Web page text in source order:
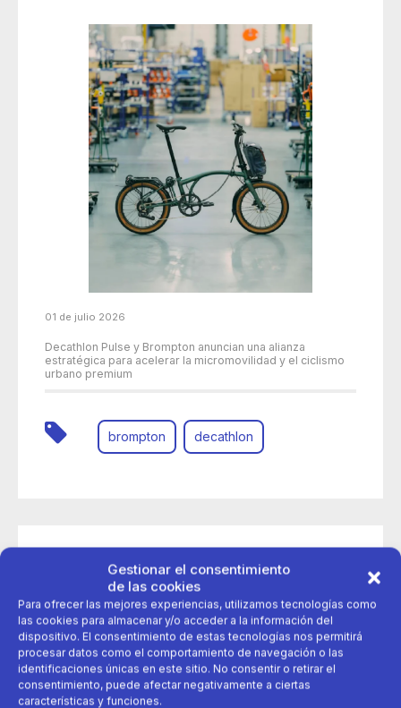
Gestionar el consentimiento
de las cookies
Para ofrecer las mejores experiencias, utilizamos tecnologías como
las cookies para almacenar y/o acceder a la información del
dispositivo. El consentimiento de estas tecnologías nos permitirá
procesar datos como el comportamiento de navegación o las
identificaciones únicas en este sitio. No consentir o retirar el
consentimiento, puede afectar negativamente a ciertas
características y funciones.
01 de julio 2026
Decathlon Pulse y Brompton anuncian una alianza
estratégica para acelerar la micromovilidad y el ciclismo
urbano premium
brompton decathlon